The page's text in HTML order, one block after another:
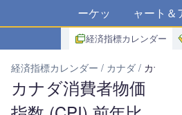
マーケット チャート＆
経済指標カレンダー
経済指標カレンダー カナダ カナダ
カナダ消費者物価